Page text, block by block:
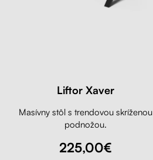
Liftor Xaver
Masívny stôl s trendovou skríženou
podnožou.
225,00€